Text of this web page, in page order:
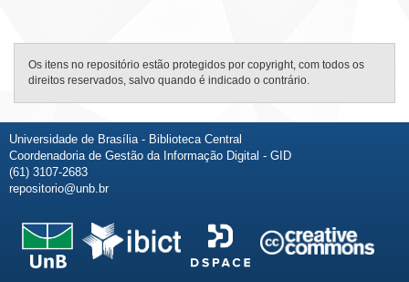
Os itens no repositório estão protegidos por copyright, com todos os
direitos reservados, salvo quando é indicado o contrário.
Universidade de Brasília - Biblioteca Central
Coordenadoria de Gestão da Informação Digital - GID
(61) 3107-2683
repositorio@unb.br